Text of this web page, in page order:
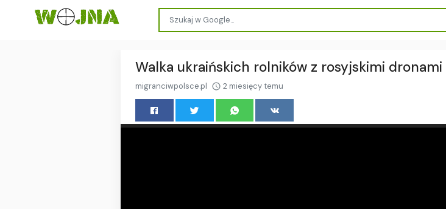
Walka ukraińskich rolników z rosyjskimi
migranciwpolsce.pl 2 miesięcy temu